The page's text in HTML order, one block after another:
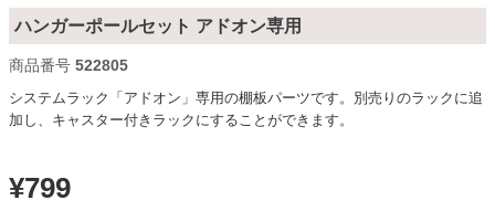
ダイニングテーブル・セット
椅子・チェア
ハンガーポールセット アドオン専用
商品番号 522805
システムラック「アドオン」専用の棚板パーツです。別売りのラックに追
加し、キャスター付きラックにすることができます。
¥799